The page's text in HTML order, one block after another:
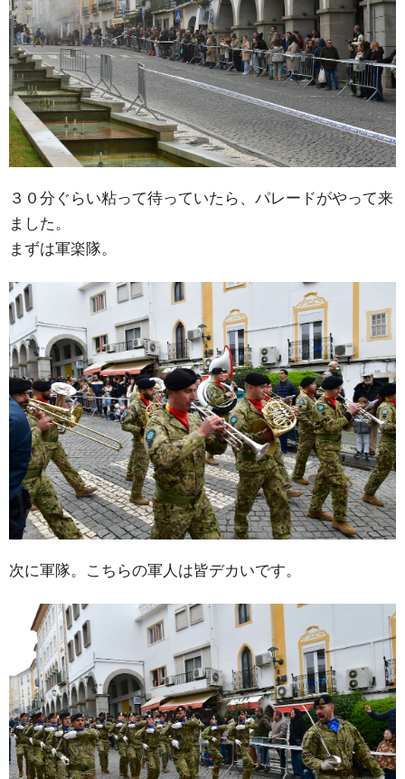
３０分ぐらい粘って待っていたら、パレードがやって来
ました。
まずは軍楽隊。
次に軍隊。こちらの軍人は皆デカいです。